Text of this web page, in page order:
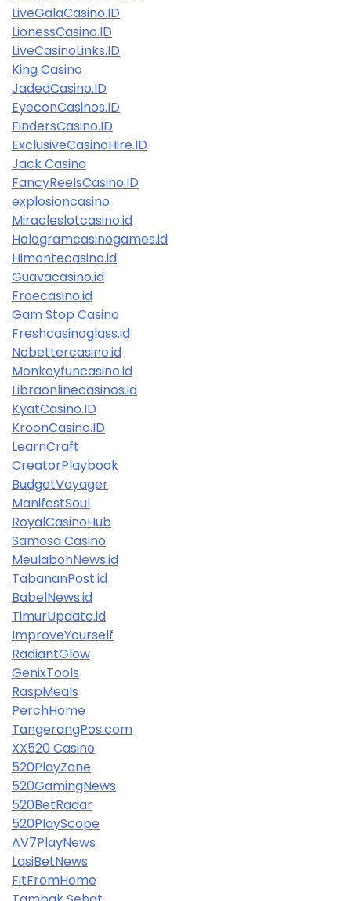
LiveGalaCasino.ID
LionessCasino.ID
LiveCasinoLinks.ID
King Casino
JadedCasino.ID
EyeconCasinos.ID
FindersCasino.ID
ExclusiveCasinoHire.ID
Jack Casino
FancyReelsCasino.ID
explosioncasino
Miracleslotcasino.id
Hologramcasinogames.id
Himontecasino.id
Guavacasino.id
Froecasino.id
Gam Stop Casino
Freshcasinoglass.id
Nobettercasino.id
Monkeyfuncasino.id
Libraonlinecasinos.id
KyatCasino.ID
KroonCasino.ID
LearnCraft
CreatorPlaybook
BudgetVoyager
ManifestSoul
RoyalCasinoHub
Samosa Casino
MeulabohNews.id
TabananPost.id
BabelNews.id
TimurUpdate.id
ImproveYourself
RadiantGlow
GenixTools
RaspMeals
PerchHome
TangerangPos.com
XX520 Casino
520PlayZone
520GamingNews
520BetRadar
520PlayScope
AV7PlayNews
LasiBetNews
FitFromHome